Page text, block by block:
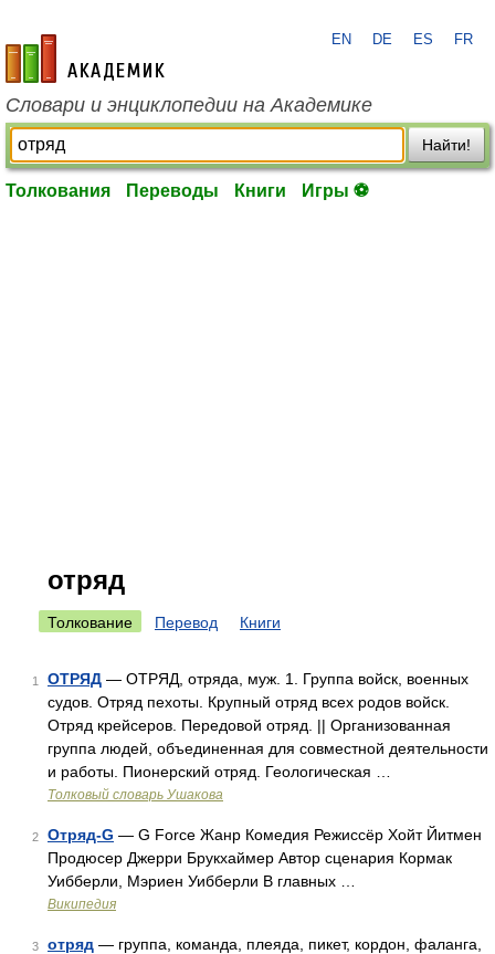
academic.ru
EN DE ES FR
Словари и энциклопедии на Академике
Найти!
Толкования Переводы Книги Игры ⚽
отряд
Толкование Перевод Книги
1 ОТРЯД — ОТРЯД, отряда, муж. 1. Группа войск, военных
судов. Отряд пехоты. Крупный отряд всех родов войск.
Отряд крейсеров. Передовой отряд. || Организованная
группа людей, объединенная для совместной деятельности
и работы. Пионерский отряд. Геологическая …
Толковый словарь Ушакова
2 Отряд-G — G Force Жанр Комедия Режиссёр Хойт Йитмен
Продюсер Джерри Брукхаймер Автор сценария Кормак
Уибберли, Мэриен Уибберли В главных …
Википедия
3 отряд — группа, команда, плеяда, пикет, кордон, фаланга,